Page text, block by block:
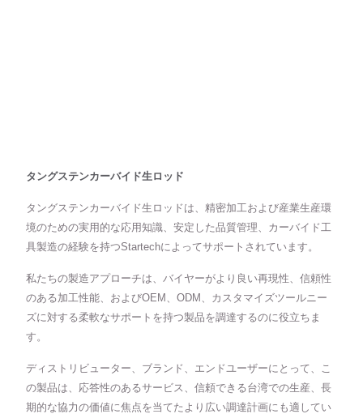
タングステンカーバイド生ロッド
タングステンカーバイド生ロッドは、精密加工および産業生産環
境のための実用的な応用知識、安定した品質管理、カーバイド工
具製造の経験を持つStartechによってサポートされています。
私たちの製造アプローチは、バイヤーがより良い再現性、信頼性
のある加工性能、およびOEM、ODM、カスタマイズツールニー
ズに対する柔軟なサポートを持つ製品を調達するのに役立ちま
す。
ディストリビューター、ブランド、エンドユーザーにとって、こ
の製品は、応答性のあるサービス、信頼できる台湾での生産、長
期的な協力の価値に焦点を当てたより広い調達計画にも適してい